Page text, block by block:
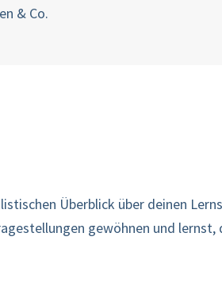
& Co.
Überblick über deinen
gewöhnen und